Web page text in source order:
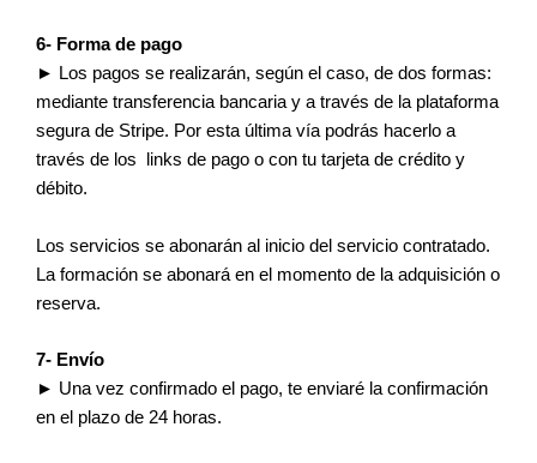
6- Forma de pago
► Los pagos se realizarán, según el caso, de dos formas:
mediante transferencia bancaria y a través de la plataforma
segura de Stripe. Por esta última vía podrás hacerlo a
través de los links de pago o con tu tarjeta de crédito y
débito.
Los servicios se abonarán al inicio del servicio contratado.
La formación se abonará en el momento de la adquisición o
reserva.
7- Envío
► Una vez confirmado el pago, te enviaré la confirmación
en el plazo de 24 horas.